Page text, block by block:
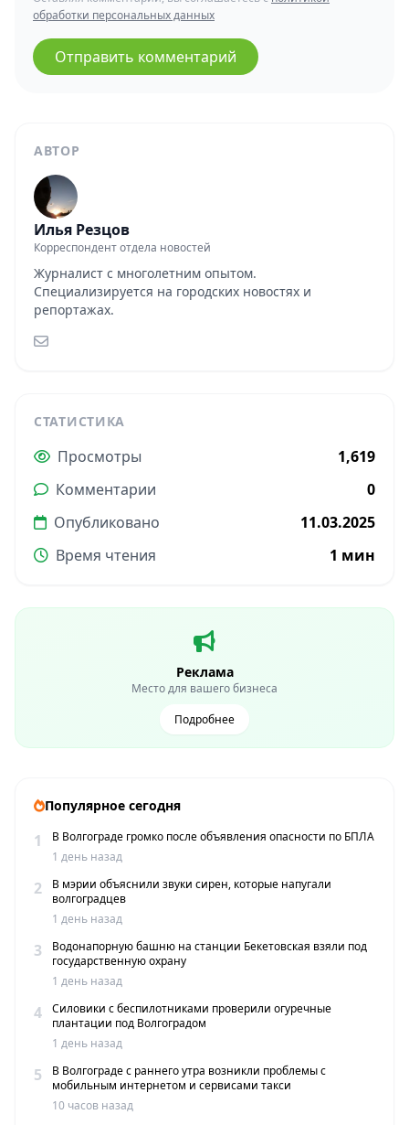
АВТОР
Илья Резцов
Корреспондент отдела новостей
Журналист с многолетним опытом.
Специализируется на городских новостях и
репортажах.
СТАТИСТИКА
Просмотры
1,619
Комментарии
0
Опубликовано
11.03.2025
Время чтения
1 мин
Реклама
Место для вашего бизнеса
Подробнее
обработки персональных данных
Отправить комментарий
Популярное сегодня
1
В Волгограде громко после объявления опасности по БПЛА
1 день назад
2
В мэрии объяснили звуки сирен, которые напугали
волгоградцев
1 день назад
3
Водонапорную башню на станции Бекетовская взяли под
государственную охрану
1 день назад
4
Силовики с беспилотниками проверили огуречные
плантации под Волгоградом
1 день назад
5
В Волгограде с раннего утра возникли проблемы с
мобильным интернетом и сервисами такси
10 часов назад